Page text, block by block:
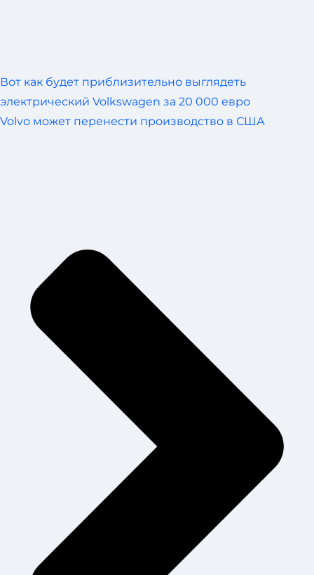
Вот как будет приблизительно выглядеть
электрический Volkswagen за 20 000 евро
Volvo может перенести производство в США